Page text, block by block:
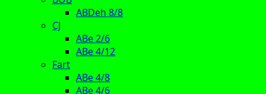
ABDeh 8/8
CJ
ABe 2/6
ABe 4/12
Fart
ABe 4/8
ABe 4/6